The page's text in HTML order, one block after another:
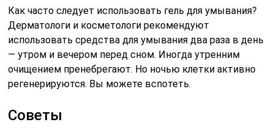
Как часто следует использовать гель для умывания?
Дерматологи и косметологи рекомендуют
использовать средства для умывания два раза в день
— утром и вечером перед сном. Иногда утренним
очищением пренебрегают. Но ночью клетки активно
регенерируются. Вы можете вспотеть.
Советы